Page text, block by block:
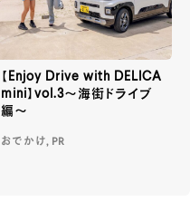
【Enjoy Drive with DELICA
mini】vol.3～海街ドライブ
編～
おでかけ, PR